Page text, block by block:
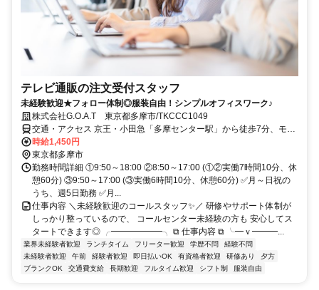
テレビ通販の注文受付スタッフ
未経験歓迎★フォロー体制◎服装自由！シンプルオフィスワーク♪
株式会社G.O.A.T 東京都多摩市/TKCCC1049
交通・アクセス 京王・小田急「多摩センター駅」から徒歩7分、モノ
レール「多摩センター駅」から徒歩5分
時給1,450円
東京都多摩市
勤務時間詳細 ①9:50～18:00 ②8:50～17:00 (①②実働7時間10分、休
憩60分) ③9:50～17:00 (③実働6時間10分、休憩60分) ✅月～日祝の
うち、週5日勤務 ✅月...
仕事内容 ＼未経験歓迎のコールスタッフ✨／ 研修やサポート体制が
しっかり整っているので、 コールセンター未経験の方も 安心してス
タートできます◎ ╭━━━━━━╮ ⧉ 仕事内容 ⧉ ╰━ｖ━━━...
業界未経験者歓迎 ランチタイム フリーター歓迎 学歴不問
経験不問
未経験者歓迎
午前 経験者歓迎 即日払いOK 有資格者歓迎 研修あり
夕方
ブランクOK
交通費支給 長期歓迎 フルタイム歓迎 シフト制 服装自由